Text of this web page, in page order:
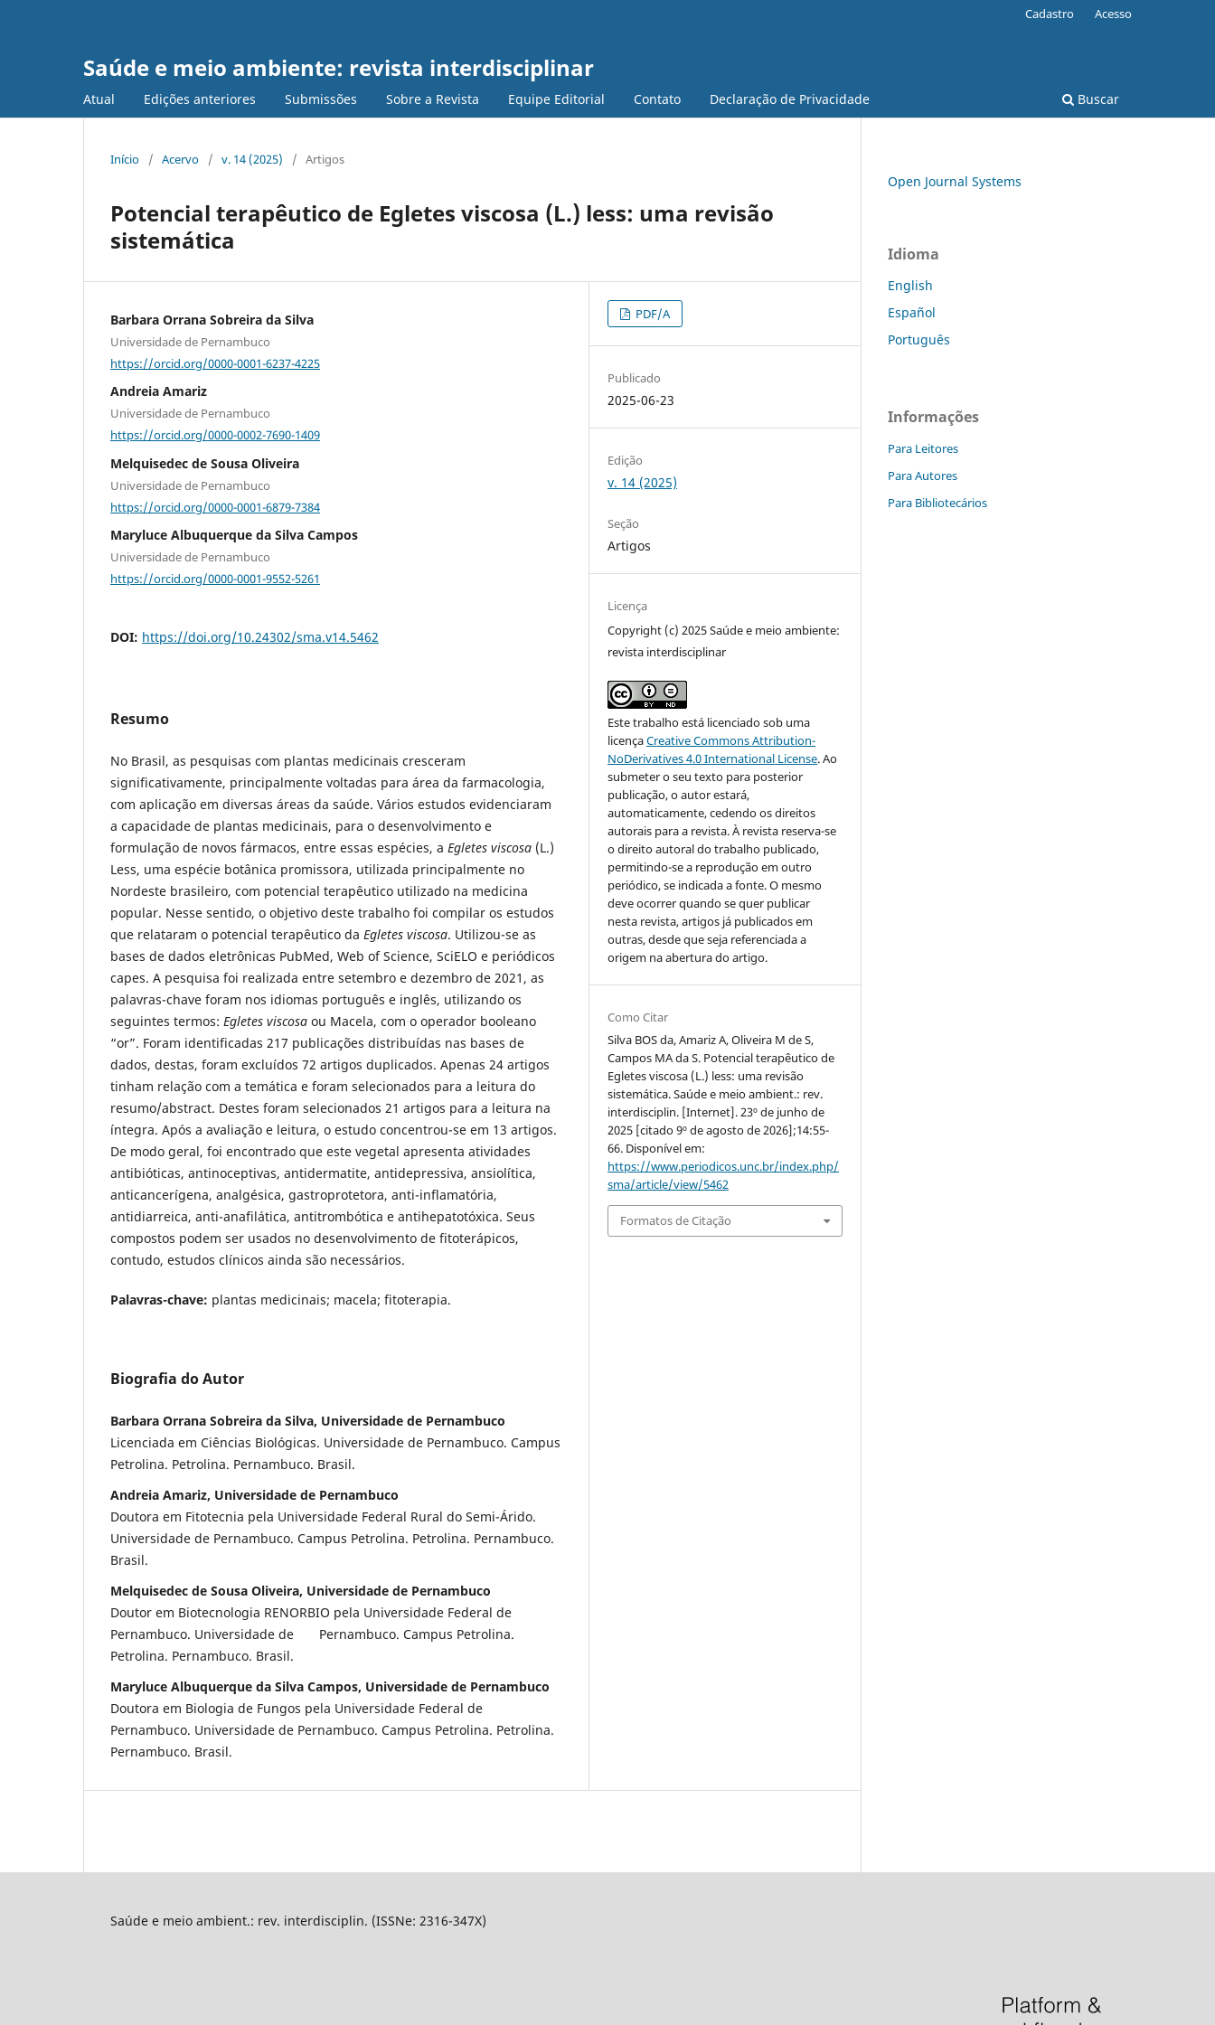
Saúde e meio ambiente: revista interdisciplinar
Atual Edições anteriores Submissões Sobre a Revista Equipe Editorial Contato Declaração de Privacidade Buscar
Cadastro Acesso
Início / Acervo / v. 14 (2025) / Artigos
Potencial terapêutico de Egletes viscosa (L.) less: uma revisão
sistemática
Barbara Orrana Sobreira da Silva
Universidade de Pernambuco
https://orcid.org/0000-0001-6237-4225
Andreia Amariz
Universidade de Pernambuco
https://orcid.org/0000-0002-7690-1409
Melquisedec de Sousa Oliveira
Universidade de Pernambuco
https://orcid.org/0000-0001-6879-7384
Maryluce Albuquerque da Silva Campos
Universidade de Pernambuco
https://orcid.org/0000-0001-9552-5261
DOI: https://doi.org/10.24302/sma.v14.5462
Resumo
No Brasil, as pesquisas com plantas medicinais cresceram
significativamente, principalmente voltadas para área da farmacologia,
com aplicação em diversas áreas da saúde. Vários estudos evidenciaram
a capacidade de plantas medicinais, para o desenvolvimento e
formulação de novos fármacos, entre essas espécies, a Egletes viscosa (L.)
Less, uma espécie botânica promissora, utilizada principalmente no
Nordeste brasileiro, com potencial terapêutico utilizado na medicina
popular. Nesse sentido, o objetivo deste trabalho foi compilar os estudos
que relataram o potencial terapêutico da Egletes viscosa. Utilizou-se as
bases de dados eletrônicas PubMed, Web of Science, SciELO e periódicos
capes. A pesquisa foi realizada entre setembro e dezembro de 2021, as
palavras-chave foram nos idiomas português e inglês, utilizando os
seguintes termos: Egletes viscosa ou Macela, com o operador booleano
“or”. Foram identificadas 217 publicações distribuídas nas bases de
dados, destas, foram excluídos 72 artigos duplicados. Apenas 24 artigos
tinham relação com a temática e foram selecionados para a leitura do
resumo/abstract. Destes foram selecionados 21 artigos para a leitura na
íntegra. Após a avaliação e leitura, o estudo concentrou-se em 13 artigos.
De modo geral, foi encontrado que este vegetal apresenta atividades
antibióticas, antinoceptivas, antidermatite, antidepressiva, ansiolítica,
anticancerígena, analgésica, gastroprotetora, anti-inflamatória,
antidiarreica, anti-anafilática, antitrombótica e antihepatotóxica. Seus
compostos podem ser usados no desenvolvimento de fitoterápicos,
contudo, estudos clínicos ainda são necessários.
Palavras-chave: plantas medicinais; macela; fitoterapia.
Biografia do Autor
Barbara Orrana Sobreira da Silva, Universidade de Pernambuco
Licenciada em Ciências Biológicas. Universidade de Pernambuco. Campus
Petrolina. Petrolina. Pernambuco. Brasil.
Andreia Amariz, Universidade de Pernambuco
Doutora em Fitotecnia pela Universidade Federal Rural do Semi-Árido.
Universidade de Pernambuco. Campus Petrolina. Petrolina. Pernambuco.
Brasil.
Melquisedec de Sousa Oliveira, Universidade de Pernambuco
Doutor em Biotecnologia RENORBIO pela Universidade Federal de
Pernambuco. Universidade de Pernambuco. Campus Petrolina.
Petrolina. Pernambuco. Brasil.
Maryluce Albuquerque da Silva Campos, Universidade de Pernambuco
Doutora em Biologia de Fungos pela Universidade Federal de
Pernambuco. Universidade de Pernambuco. Campus Petrolina. Petrolina.
Pernambuco. Brasil.
PDF/A
Publicado
2025-06-23
Edição
v. 14 (2025)
Seção
Artigos
Licença
Copyright (c) 2025 Saúde e meio ambiente:
revista interdisciplinar
Este trabalho está licenciado sob uma
licençaCreative Commons Attribution-
NoDerivatives 4.0 International License. Ao
submeter o seu texto para posterior
publicação, o autor estará,
automaticamente, cedendo os direitos
autorais para a revista. À revista reserva-se
o direito autoral do trabalho publicado,
permitindo-se a reprodução em outro
periódico, se indicada a fonte. O mesmo
deve ocorrer quando se quer publicar
nesta revista, artigos já publicados em
outras, desde que seja referenciada a
origem na abertura do artigo.
Como Citar
Silva BOS da, Amariz A, Oliveira M de S,
Campos MA da S. Potencial terapêutico de
Egletes viscosa (L.) less: uma revisão
sistemática. Saúde e meio ambient.: rev.
interdisciplin. [Internet]. 23º de junho de
2025 [citado 9º de agosto de 2026];14:55-
66. Disponível em:
https://www.periodicos.unc.br/index.php/
sma/article/view/5462
Formatos de Citação
Open Journal Systems
Idioma
English
Español
Português
Informações
Para Leitores
Para Autores
Para Bibliotecários
Saúde e meio ambient.: rev. interdisciplin. (ISSNe: 2316-347X)